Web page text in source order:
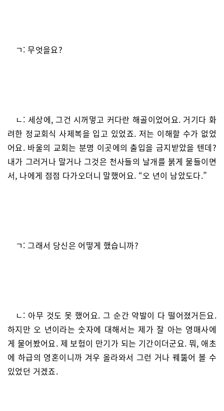
ㄱ: 무엇을요?
ㄴ: 세상에, 그건 시꺼멓고 커다란 해골이었어요. 거기다 화
려한 정교회식 사제복을 입고 있었죠. 저는 이해할 수가 없었
어요. 바울의 교회는 분명 이곳에의 출입을 금지받았을 텐데?
내가 그러거나 말거나 그것은 천사들의 날개를 붉게 물들이면
서, 나에게 점점 다가오더니 말했어요. “오 년이 남았도다.”
ㄱ: 그래서 당신은 어떻게 했습니까?
ㄴ: 아무 것도 못 했어요. 그 순간 약발이 다 떨어졌거든요.
하지만 오 년이라는 숫자에 대해서는 제가 잘 아는 영매사에
게 물어봤어요. 제 보험이 만기가 되는 기간이더군요. 뭐, 애초
에 하급의 영혼이니까 겨우 올라와서 그런 거나 꿰뚫어 볼 수
있었던 거겠죠.